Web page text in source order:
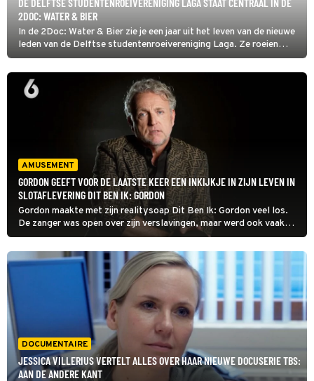
2DOC: WATER & BIER
In de 2Doc: Water & Bier zie je een jaar uit het leven van de nieuwe
leden van de Delftse studentenroeivereniging Laga. Ze roeien
keihard om de allerbeste te zijn. Daarna feesten ze nog harder,
want bij Laga bouwt men vriendschappen voor het leven op.
AMUSEMENT
GORDON GEEFT VOOR DE LAATSTE KEER EEN INKIJKJE IN ZIJN LEVEN IN
SLOTAFLEVERING DIT BEN IK: GORDON
Gordon maakte met zijn realitysoap Dit Ben Ik: Gordon veel los.
De zanger was open over zijn verslavingen, maar werd ook vaak
boos op BN'ers. In de laatste aflevering sluit hij de opnames
definitief af.
DOCUMENTAIRE
JESSICA VILLERIUS VERTELT ALLES OVER HAAR NIEUWE DOCUSERIE TBS:
AAN DE ANDERE KANT